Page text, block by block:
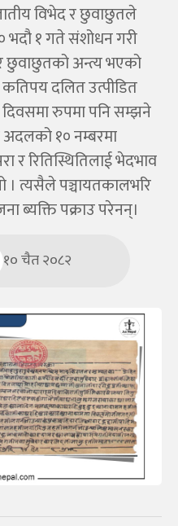
विभेद र छुवाछुतले
भदौ १ गते संशोधन गरी
छुवाछुतको अन्त्य भएको
दलित उत्पीडित
रुपमा पनि सम्झने
१० नम्बरमा
रितिस्थितिलाई भेदभाव
। त्यसैले पञ्चायतकालभरि
ब्यक्ति पक्राउ परेनन्।
१० चैत २०८२